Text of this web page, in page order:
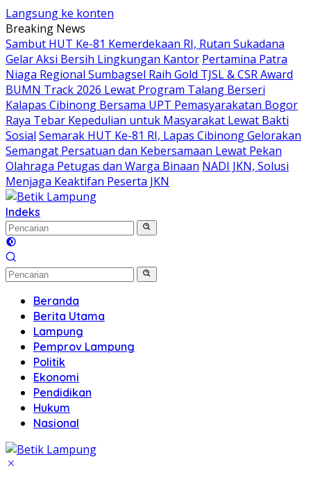
Langsung ke konten
Breaking News
Sambut HUT Ke-81 Kemerdekaan RI, Rutan Sukadana
Gelar Aksi Bersih Lingkungan Kantor Pertamina Patra
Niaga Regional Sumbagsel Raih Gold TJSL & CSR Award
BUMN Track 2026 Lewat Program Talang Berseri
Kalapas Cibinong Bersama UPT Pemasyarakatan Bogor
Raya Tebar Kepedulian untuk Masyarakat Lewat Bakti
Sosial Semarak HUT Ke-81 RI, Lapas Cibinong Gelorakan
Semangat Persatuan dan Kebersamaan Lewat Pekan
Olahraga Petugas dan Warga Binaan NADI JKN, Solusi
Menjaga Keaktifan Peserta JKN
Indeks
Beranda
Berita Utama
Lampung
Pemprov Lampung
Politik
Ekonomi
Pendidikan
Hukum
Nasional